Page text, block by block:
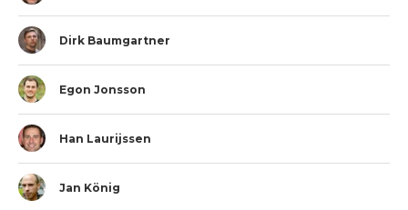
Dirk Baumgartner
Egon Jonsson
Han Laurijssen
Jan König